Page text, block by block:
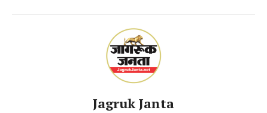
Jagruk Janta